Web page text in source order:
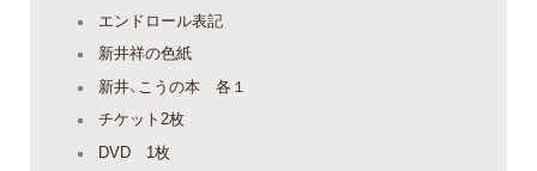
エンドロール表記
新井祥の色紙
新井、こうの本 各１
チケット2枚
DVD 1枚